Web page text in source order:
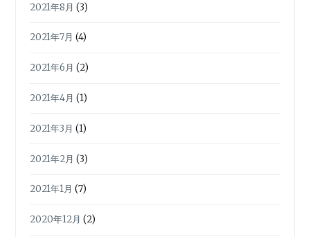
2021年8月 (3)
2021年7月 (4)
2021年6月 (2)
2021年4月 (1)
2021年3月 (1)
2021年2月 (3)
2021年1月 (7)
2020年12月 (2)